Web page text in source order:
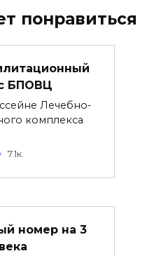
понравиться
БПОВЦ
Лечебно-
комплекса
7.1к.
номер на 3